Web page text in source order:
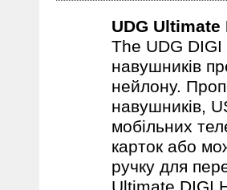
UDG
The UDG
навушників
нейлону.
навушників,
мобільних
карток або
ручку для